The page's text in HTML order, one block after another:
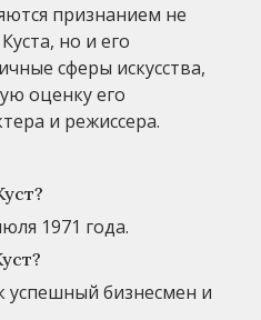
признанием не
но и его
сферы искусства,
оценку его
и режиссера.
1971 года.
успешный бизнесмен и